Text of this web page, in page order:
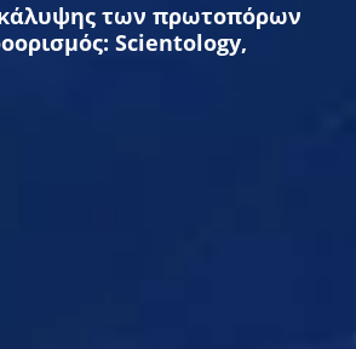
των πρωτοπόρων
Scientology,